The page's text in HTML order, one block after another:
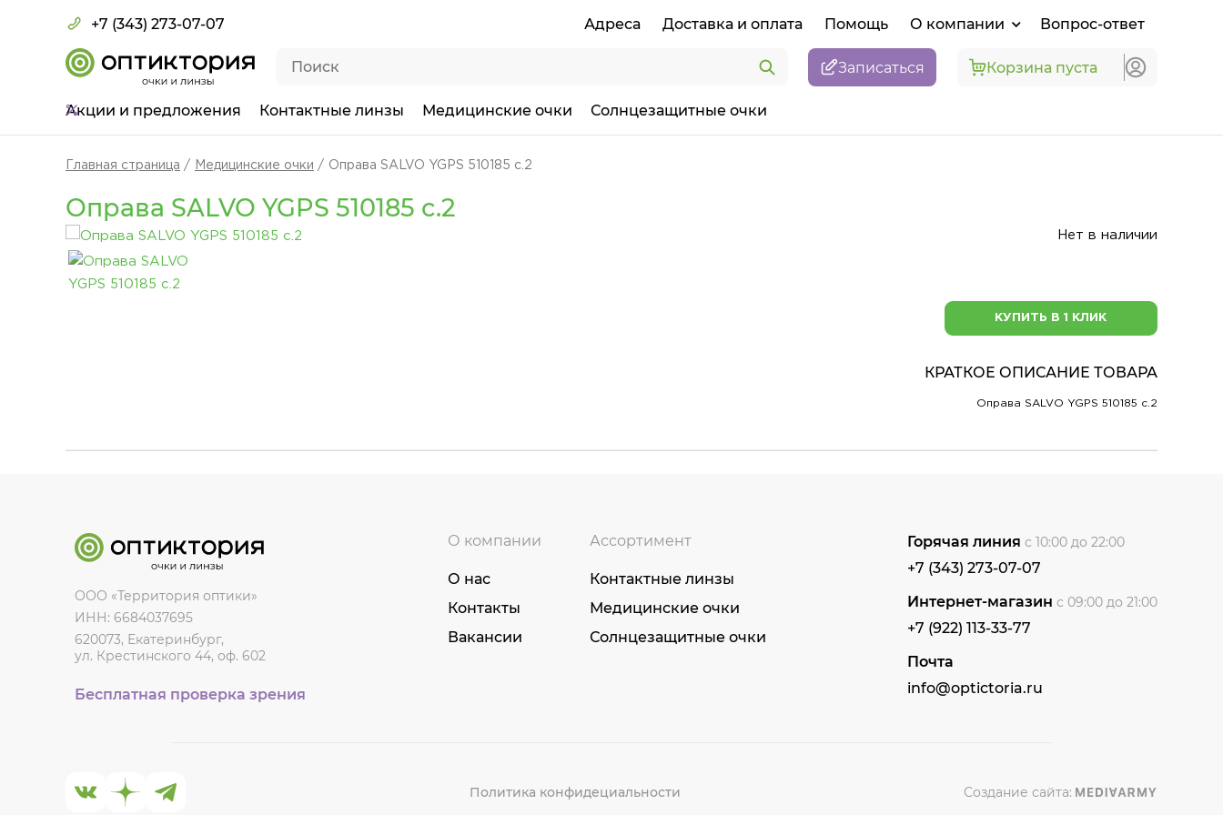
+7 (343) 273-07-07 Адреса Доставка и оплата Помощь О компании Вопрос-ответ
Записаться Корзина пуста
Акции и предложения Контактные линзы Медицинские очки Солнцезащитные очки
Главная страница Медицинские очки Оправа SALVO YGPS 510185 c.2
Оправа SALVO YGPS 510185 c.2
Нет в наличии
КУПИТЬ В 1 КЛИК
КРАТКОЕ ОПИСАНИЕ ТОВАРА
Оправа SALVO YGPS 510185 c.2
ООО «Территория оптики»
ИНН: 6684037695
620073, Екатеринбург,
ул. Крестинского 44, оф. 602
Бесплатная проверка зрения
О компании
О нас
Контакты
Вакансии
Ассортимент
Контактные линзы
Медицинские очки
Солнцезащитные очки
Горячая линия с 10:00 до 22:00
+7 (343) 273-07-07
Интернет-магазин с 09:00 до 21:00
+7 (922) 113-33-77
Почта
info@optictoria.ru
Политика конфидециальности Создание сайта: